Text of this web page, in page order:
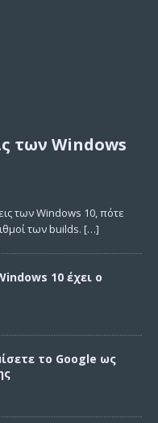
των Windows
των Windows 10, πότε
των builds. […]
10 έχει ο
το Google ως